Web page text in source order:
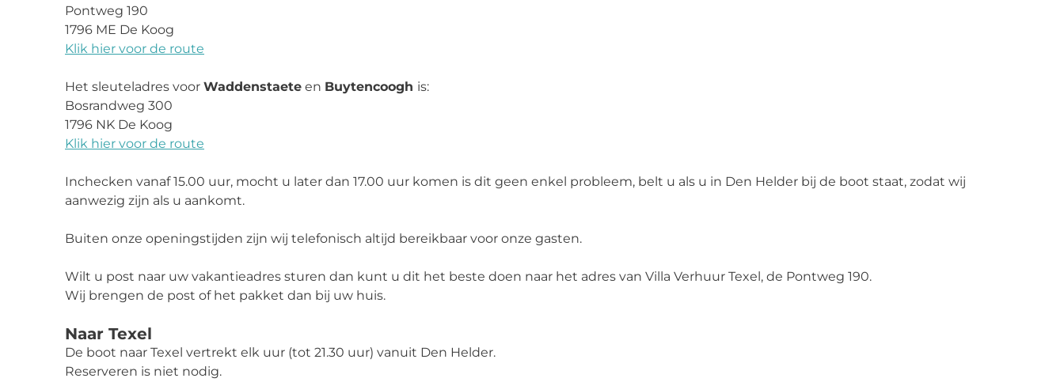
Pontweg 190
1796 ME De Koog
Klik hier voor de route
Het sleuteladres voor Waddenstaete en Buytencoogh is:
Bosrandweg 300
1796 NK De Koog
Klik hier voor de route
Inchecken vanaf 15.00 uur, mocht u later dan 17.00 uur komen is dit geen enkel probleem, belt u als u in Den Helder bij de boot staat, zodat wij
aanwezig zijn als u aankomt.
Buiten onze openingstijden zijn wij telefonisch altijd bereikbaar voor onze gasten.
Wilt u post naar uw vakantieadres sturen dan kunt u dit het beste doen naar het adres van Villa Verhuur Texel, de Pontweg 190.
Wij brengen de post of het pakket dan bij uw huis.
Naar Texel
De boot naar Texel vertrekt elk uur (tot 21.30 uur) vanuit Den Helder.
Reserveren is niet nodig.